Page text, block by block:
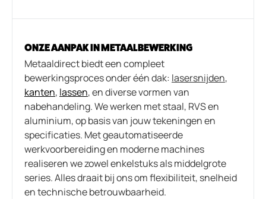
ONZE AANPAK IN METAALBEWERKING
Metaaldirect biedt een compleet
bewerkingsproces onder één dak: lasersnijden,
kanten, lassen, en diverse vormen van
nabehandeling. We werken met staal, RVS en
aluminium, op basis van jouw tekeningen en
specificaties. Met geautomatiseerde
werkvoorbereiding en moderne machines
realiseren we zowel enkelstuks als middelgrote
series. Alles draait bij ons om flexibiliteit, snelheid
en technische betrouwbaarheid.